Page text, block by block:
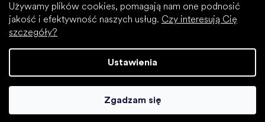
Używamy plików cookies, pomagają nam one podnosić
jakość i efektywność naszych usług. Czy interesują Cię
szczegóły?
Ustawienia
Zgadzam się
Opracował Shoptet
Footic. Wszystkie prawa zastrzeżone.